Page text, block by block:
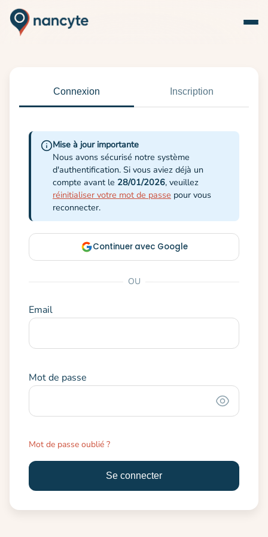
Connexion Inscription
Mise à jour importante
Nous avons sécurisé notre système
d'authentification. Si vous aviez déjà un
compte avant le 28/01/2026, veuillez
réinitialiser votre mot de passe pour vous
reconnecter.
Continuer avec Google
OU
Email
Mot de passe
Mot de passe oublié ?
Se connecter